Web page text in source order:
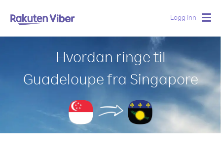
Logg Inn
Hvordan ringe til
Guadeloupe fra Singapore